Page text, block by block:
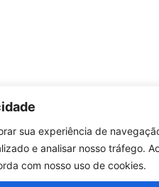
sua experiência de
e analisar nosso tráfego.
com nosso uso de cookies.